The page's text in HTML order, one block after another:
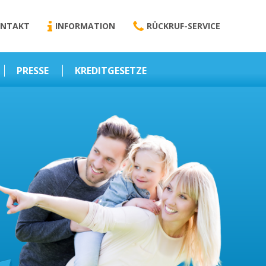
INFORMATION RÜCKRUF-SERVICE
PRESSE
Wirtschaft – Finanzen
KREDITGESETZE
Schriftform
Darlehensvermittlung
Nebenentgelte
Kreditvermittlung
Abweichende
Vereinbarung
Erlaubnis zur
Kreditvermittlung